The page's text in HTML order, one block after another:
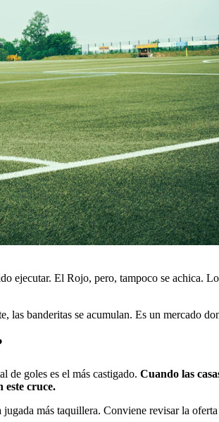
ejecutar. El Rojo, pero, tampoco se achica.
banderitas se acumulan. Es un mercado
de goles es el más castigado. Cuando las
este cruce.
más taquillera. Conviene revisar la